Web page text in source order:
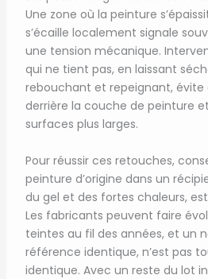
Une zone où la peinture
s’écaille localement signale
une tension mécanique.
qui ne tient pas, en laissant
rebouchant et repeignant, évite
derrière la couche de peinture
surfaces plus larges.
Pour réussir ces retouches,
peinture d’origine dans un
du gel et des fortes chaleurs,
Les fabricants peuvent faire
teintes au fil des années, et un
référence identique, n’est pas
identique. Avec un reste du lot